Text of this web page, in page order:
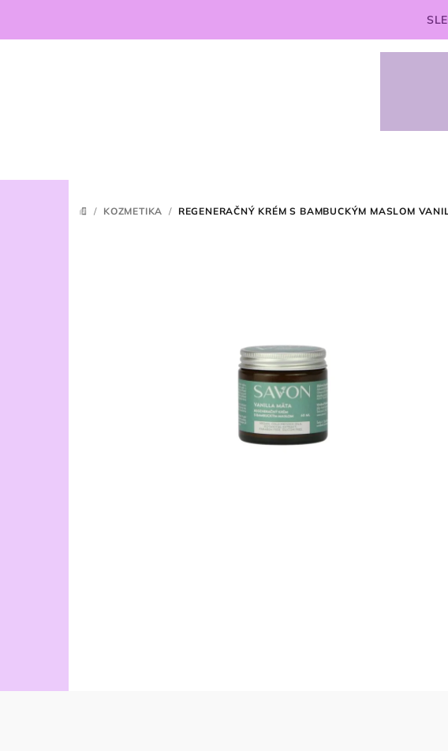
DOMOV
/ KOZMETIKA / REGENERAČNÝ KRÉM S BAMBUCKÝM MASLOM